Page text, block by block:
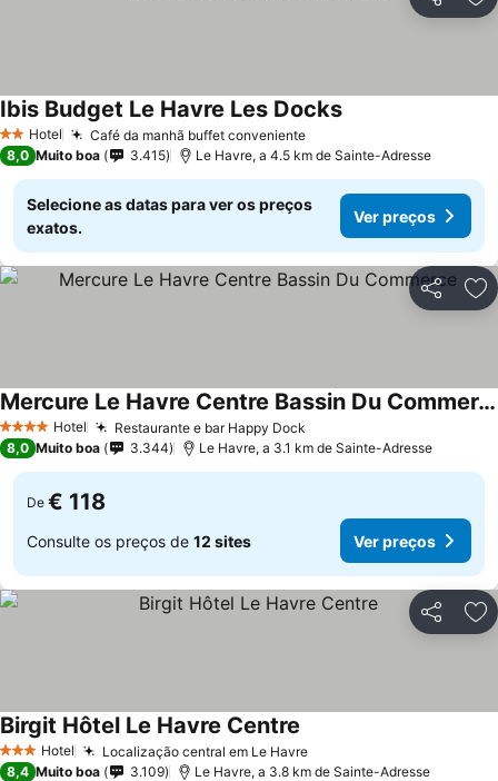
Partilhar
2 Estrelas
Hotel Café da manhã buffet convenienteVer preços
Ibis Budget Le Havre Les DocksVer preços
8,0 Muito boa 3.415 Le Havre, a 4.5 km de Sainte-Adresse
Selecione as datas para ver os preços
exatos.
Ver preços
Partilhar
4 EstrelasHotel Restaurante e bar Happy Dock
Mercure Le Havre Centre Bassin Du Commerce
Ver preços
8,0 Muito boa 3.344 Le Havre, a 3.1 km de Sainte-Adresse
De € 118
Consulte os preços de 12 sites Ver preços
Partilhar
3 EstrelasHotel Localização central em Le HavreVer preços
Birgit Hôtel Le Havre Centre
8,4 Muito boa 3.109 Le Havre, a 3.8 km de Sainte-Adresse